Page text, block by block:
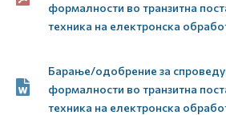
формалности во транзитна
техника на електронска
Барање/одобрение за
формалности во транзитна
техника на електронска